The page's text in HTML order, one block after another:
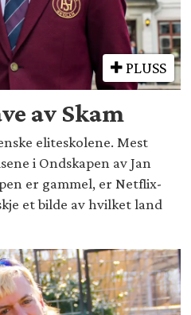
PLUSS
av Skam
eliteskolene. Mest
i Ondskapen av Jan
er gammel, er Netflix-
et bilde av hvilket land